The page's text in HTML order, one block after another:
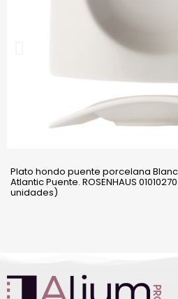
Plato hondo puente porcelana
Atlantic Puente. ROSENHAUS
unidades)